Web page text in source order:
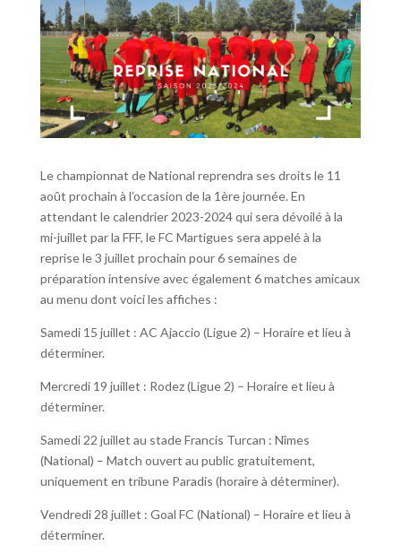
Le championnat de National reprendra ses droits le 11
août prochain à l’occasion de la 1ère journée. En
attendant le calendrier 2023-2024 qui sera dévoilé à la
mi-juillet par la FFF, le FC Martigues sera appelé à la
reprise le 3 juillet prochain pour 6 semaines de
préparation intensive avec également 6 matches amicaux
au menu dont voici les affiches :
Samedi 15 juillet : AC Ajaccio (Ligue 2) – Horaire et lieu à
déterminer.
Mercredi 19 juillet : Rodez (Ligue 2) – Horaire et lieu à
déterminer.
Samedi 22 juillet au stade Francis Turcan : Nîmes
(National) – Match ouvert au public gratuitement,
uniquement en tribune Paradis (horaire à déterminer).
Vendredi 28 juillet : Goal FC (National) – Horaire et lieu à
déterminer.